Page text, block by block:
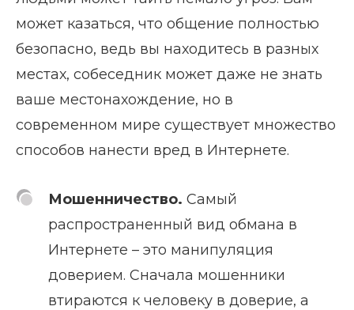
может казаться, что общение полностью
безопасно, ведь вы находитесь в разных
местах, собеседник может даже не знать
ваше местонахождение, но в
современном мире существует множество
способов нанести вред в Интернете.
Мошенничество. Самый
распространенный вид обмана в
Интернете – это манипуляция
доверием. Сначала мошенники
втираются к человеку в доверие, а